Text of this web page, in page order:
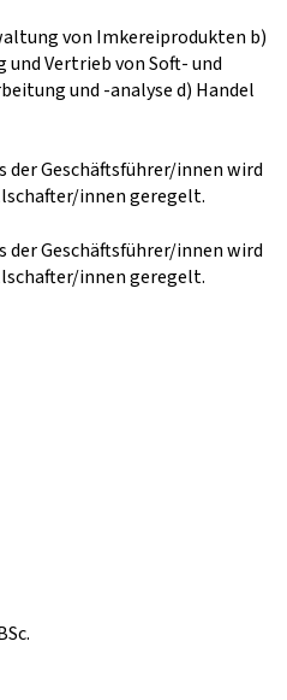
von Imkereiprodukten b)
Vertrieb von Soft- und
und -analyse d) Handel
der Geschäftsführer/innen wird
innen geregelt.
der Geschäftsführer/innen wird
innen geregelt.